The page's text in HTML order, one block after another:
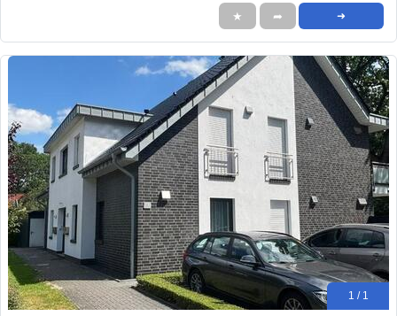
★ ➦ ➜
1 / 1